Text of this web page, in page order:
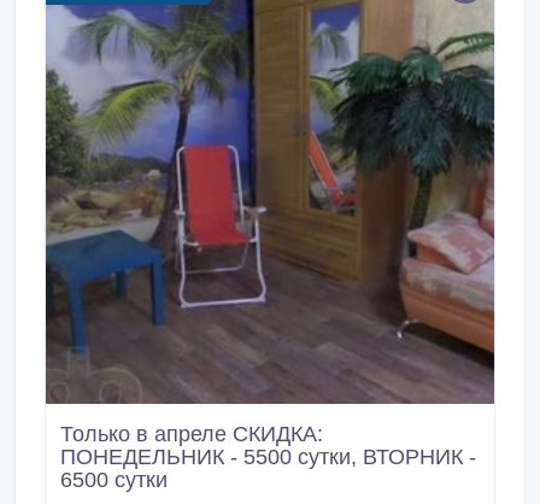
Только в апреле СКИДКА:
ПОНЕДЕЛЬНИК - 5500 сутки, ВТОРНИК -
6500 сутки